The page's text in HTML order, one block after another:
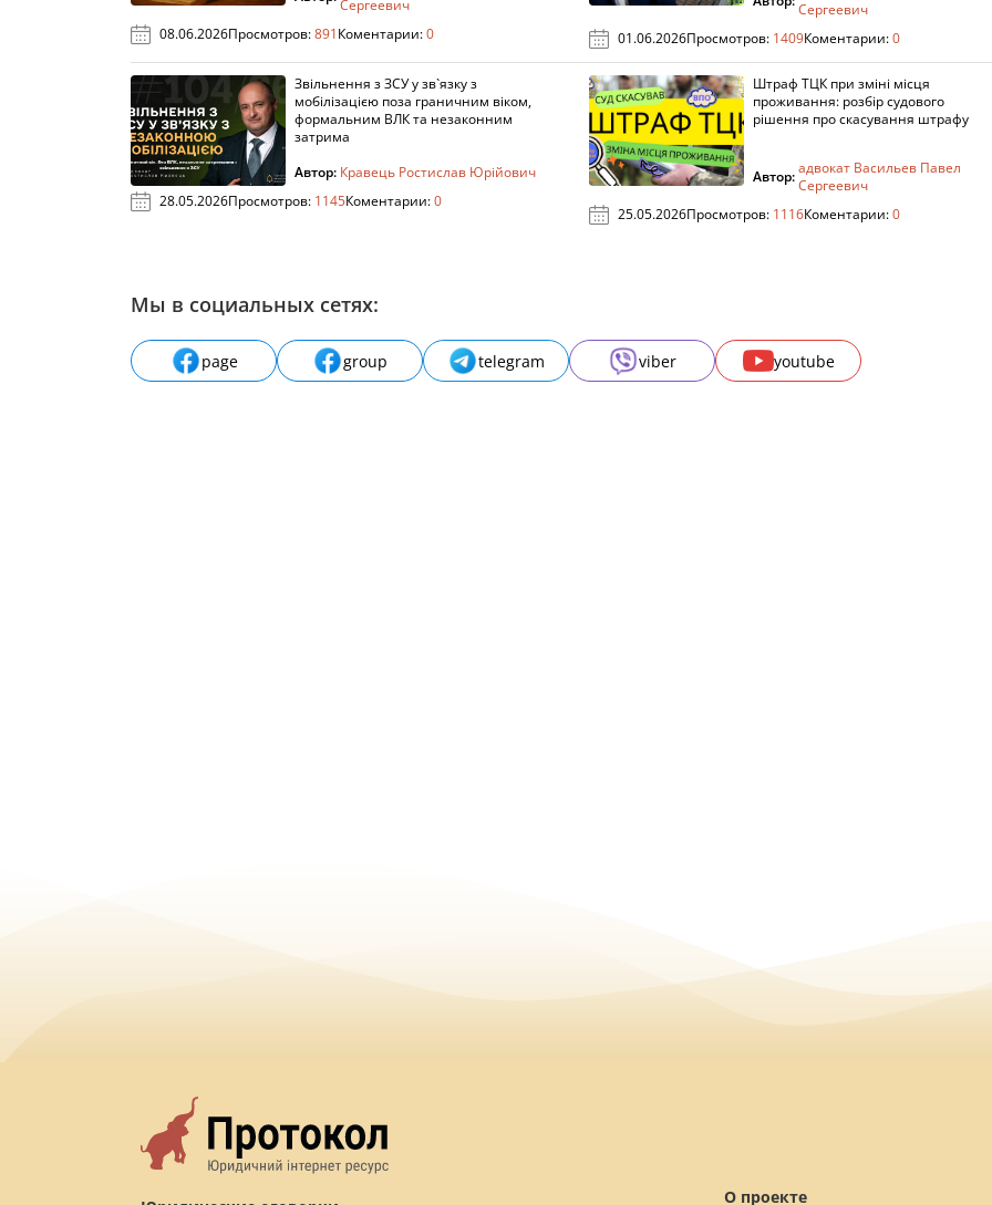
Сергеевич
08.06.2026Просмотров:891Коментарии:0
Сергеевич
01.06.2026Просмотров: 1409Коментарии:0
Звільнення з ЗСУ у зв`язку з
мобілізацією поза граничним віком,
формальним ВЛК та незаконним
затрима
Автор: Кравець Ростислав Юрійович
28.05.2026Просмотров: 1145Коментарии:0
Штраф ТЦК при зміні місця
проживання: розбір судового
рішення про скасування штрафу
Автор:адвокат Васильев Павел
Сергеевич
25.05.2026Просмотров: 1116Коментарии:0
Мы в социальных сетях:
page group telegram viber youtube
О проекте